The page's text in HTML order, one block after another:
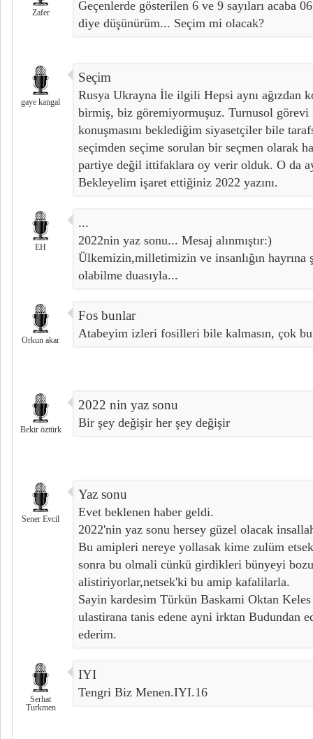
Zafer
Geçenlerde gösterilen 6 ve 9 sayıları acaba
diye düşünürüm... Seçim mi olacak?
gaye kangal
Seçim
Rusya Ukrayna İle ilgili Hepsi aynı ağızdan
birmiş, biz göremiyormuşuz. Turnusol görevi
konuşmasını beklediğim siyasetçiler bile
seçimden seçime sorulan bir seçmen olarak
partiye değil ittifaklara oy verir olduk. O da
Bekleyelim işaret ettiğiniz 2022 yazını.
EH
...
2022nin yaz sonu... Mesaj alınmıştır:)
Ülkemizin,milletimizin ve insanlığın hayrına
olabilme duasıyla...
Orkun akar
Fos bunlar
Atabeyim izleri fosilleri bile kalmasın, çok
Bekir öztürk
2022 nin yaz sonu
Bir şey değişir her şey değişir
Sener Evcil
Yaz sonu
Evet beklenen haber geldi.
2022'nin yaz sonu hersey güzel olacak
Bu amipleri nereye yollasak kime zulüm
sonra bu olmali cünkü girdikleri bünyeyi
alistiriyorlar,netsek'ki bu amip kafalilarla.
Sayin kardesim Türkün Baskami Oktan
ulastirana tanis edene ayni irktan Budundan
ederim.
Serhat
Turkmen
IYI
Tengri Biz Menen.IYI.16